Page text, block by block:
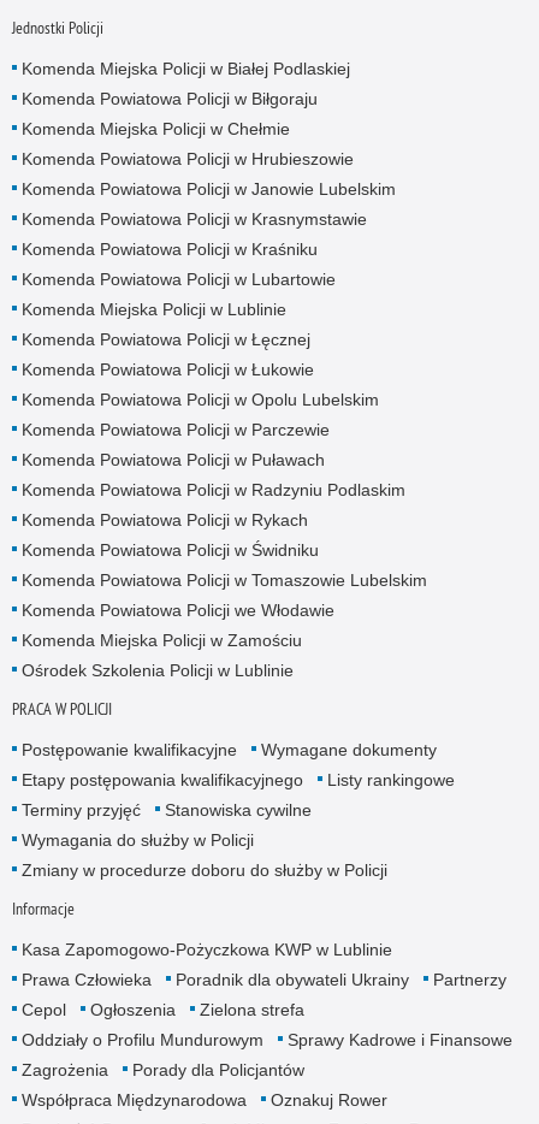
Jednostki Policji
Komenda Miejska Policji w Białej Podlaskiej
Komenda Powiatowa Policji w Biłgoraju
Komenda Miejska Policji w Chełmie
Komenda Powiatowa Policji w Hrubieszowie
Komenda Powiatowa Policji w Janowie Lubelskim
Komenda Powiatowa Policji w Krasnymstawie
Komenda Powiatowa Policji w Kraśniku
Komenda Powiatowa Policji w Lubartowie
Komenda Miejska Policji w Lublinie
Komenda Powiatowa Policji w Łęcznej
Komenda Powiatowa Policji w Łukowie
Komenda Powiatowa Policji w Opolu Lubelskim
Komenda Powiatowa Policji w Parczewie
Komenda Powiatowa Policji w Puławach
Komenda Powiatowa Policji w Radzyniu Podlaskim
Komenda Powiatowa Policji w Rykach
Komenda Powiatowa Policji w Świdniku
Komenda Powiatowa Policji w Tomaszowie Lubelskim
Komenda Powiatowa Policji we Włodawie
Komenda Miejska Policji w Zamościu
Ośrodek Szkolenia Policji w Lublinie
PRACA W POLICJI
Postępowanie kwalifikacyjne
Wymagane dokumenty
Etapy postępowania kwalifikacyjnego
Listy rankingowe
Terminy przyjęć
Stanowiska cywilne
Wymagania do służby w Policji
Zmiany w procedurze doboru do służby w Policji
Informacje
Kasa Zapomogowo-Pożyczkowa KWP w Lublinie
Prawa Człowieka
Poradnik dla obywateli Ukrainy
Partnerzy
Cepol
Ogłoszenia
Zielona strefa
Oddziały o Profilu Mundurowym
Sprawy Kadrowe i Finansowe
Zagrożenia
Porady dla Policjantów
Współpraca Międzynarodowa
Oznakuj Rower